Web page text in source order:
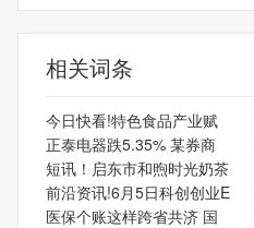
相关词条
今日快看!特色食品产业赋
正泰电器跌5.35% 某券商
短讯！启东市和煦时光奶茶
前沿资讯!6月5日科创创业E
医保个账这样跨省共济 国